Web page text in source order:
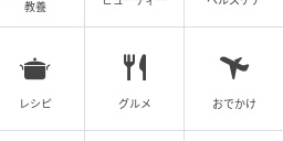
で簡単にやめられないことで
民合意が必要なため、管理組
教養
レシピ グルメ おでかけ